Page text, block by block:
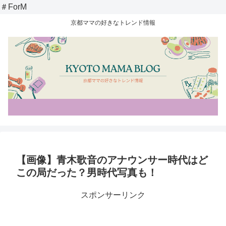
＃ForM
京都ママの好きなトレンド情報
【画像】青木歌音のアナウンサー時代はど
この局だった？男時代写真も！
スポンサーリンク